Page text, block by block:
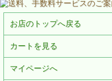
お店のトップへ戻る
カートを見る
マイページへ